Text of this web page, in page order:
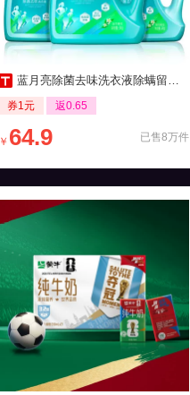
蓝月亮除菌去味洗衣液除螨留香16斤
券1元 返0.65
已售8万件
￥ 64.9